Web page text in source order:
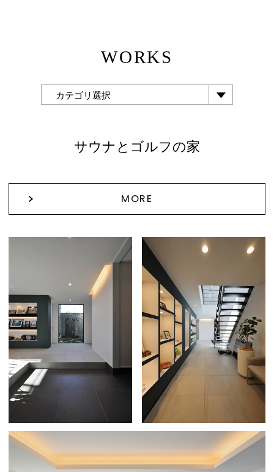
WORKS
カテゴリ選択
サウナとゴルフの家
MORE